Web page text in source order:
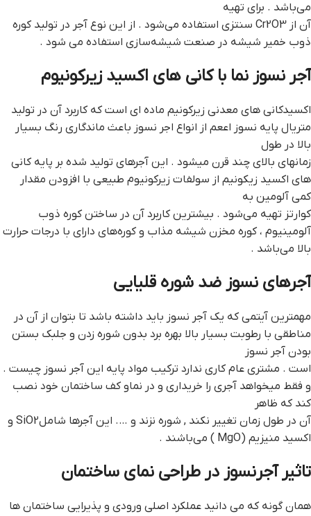
می‌باشد . برای تهیه
آن از Cr2O3 سنتزی استفاده می‌شود . از این نوع آجر در تولید کوره
ذوب خمیر شیشه در صنعت شیشه‌سازی استفاده می شود .
آجر نسوز نما با کانی های اکسید زیرکونیوم
اکسیدکانی های معدنی زیرکونیم ماده ای است که کاربرد آن در تولید
متریال پایه نسوز اععم از انواع اجر نسوز باعث ماندگاری رنگ بسیار
بالا در طول
زمانهای بالای چند قرن میشود . این آجرهای تولید شده بر پایه کانی
های اکسید زیکونیم از سولفات زیرکونیوم طبیعی با افزودن مقدار
کمی آلومین به
کوارتز تهیه می‌شود . بیشترین کاربرد آن در ساختن کوره ذوب
آلومینیوم ، کوره مخزن شیشه مذاب و کوره‌های دارای با درجات حرارت
بالا می‌باشد .
آجرهای نسوز ضد شوره قلیایی
مهمترین آیتمی که یک آجر نسوز باید داشته باشد تا بتوان از آن در
مناطقی با رطوبت بسیار بالا بهره برد بدون شوره زدن و جلبک بستن
بودن آجر نسوز
است . مشتری عام کاری ندارد ترکیب مواد پایه این آجر نسوز چیست .
و فقط میخواهد آجری را خریداری و در نماو کف ساختمان خود نصب
کند که ظاهر
آن در طول زمان تغییر نکند , شوره نزند و …. این آجرها شاملSiO2 و
اکسید منیزیم (MgO ) می‌باشند .
تاثیر آجرنسوز در طراحی نمای ساختمان
همان گونه که می دانید عملکرد اصلی ورودی و پذیرایی ساختمان ها